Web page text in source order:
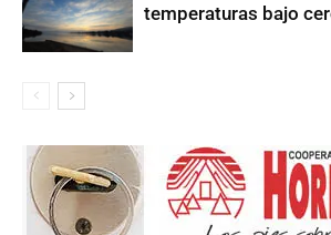
temperaturas bajo